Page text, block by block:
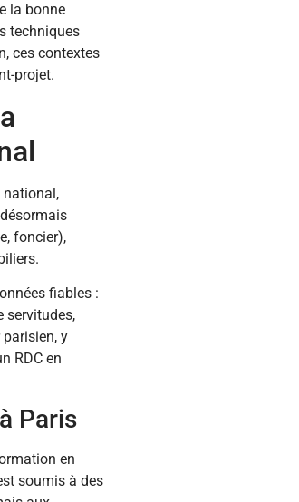
la bonne
techniques
ces contextes
projet.
national,
foncier),
fiables :
servitudes,
y
RDC en
Paris
en
soumis à des